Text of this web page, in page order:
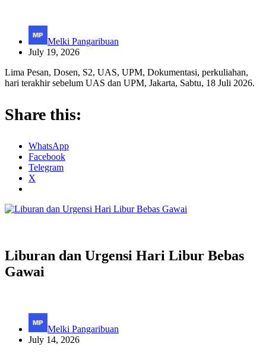
Melki Pangaribuan
July 19, 2026
Lima Pesan, Dosen, S2, UAS, UPM, Dokumentasi, perkuliahan,
hari terakhir sebelum UAS dan UPM, Jakarta, Sabtu, 18 Juli 2026.
Share this:
WhatsApp
Facebook
Telegram
X
Liburan dan Urgensi Hari Libur Bebas
Gawai
Melki Pangaribuan
July 14, 2026